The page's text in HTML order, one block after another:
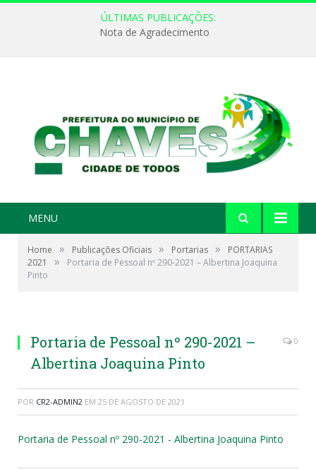
ÚLTIMAS PUBLICAÇÕES:
Nota de Agradecimento
MENU
Home » Publicações Oficiais » Portarias »
PORTARIAS
2021
»
Portaria de Pessoal nº 290-2021 – Albertina Joaquina
Pinto
Portaria de Pessoal nº 290-2021 –
Albertina Joaquina Pinto
0
POR CR2-ADMIN2 EM 25 DE AGOSTO DE 2021
Portaria de Pessoal nº 290-2021 - Albertina Joaquina Pinto